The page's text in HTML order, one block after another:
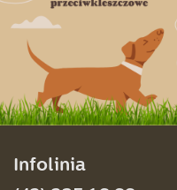
Infolinia